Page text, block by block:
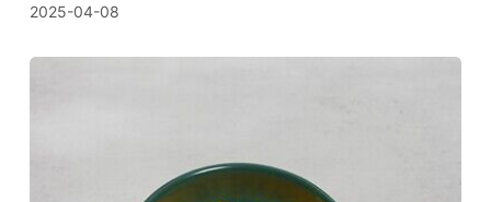
2025-04-08